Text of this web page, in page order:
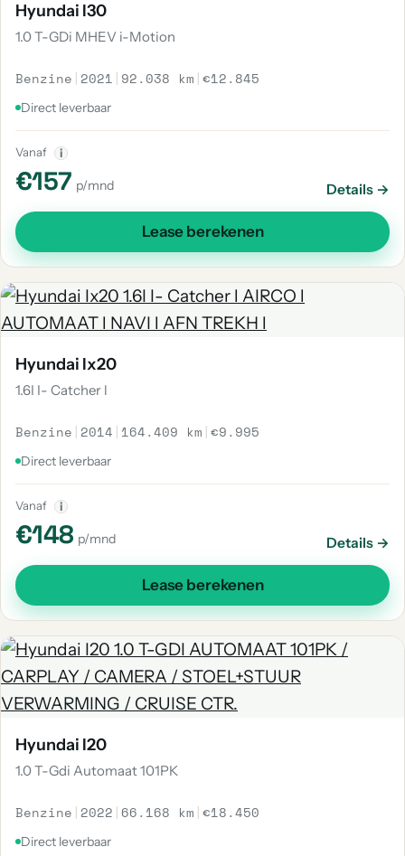
Hyundai I30
1.0 T-GDi MHEV i-Motion
Benzine | 2021 | 92.038 km |€12.845
Direct leverbaar
Vanaf i
€157 p/mnd Details →
Lease berekenen
Hyundai Ix20
1.6I I- Catcher l
Benzine | 2014 | 164.409 km |€9.995
Direct leverbaar
Vanaf i
€148 p/mnd Details →
Lease berekenen
Hyundai I20
1.0 T-Gdi Automaat 101PK
Benzine | 2022 | 66.168 km |€18.450
Direct leverbaar